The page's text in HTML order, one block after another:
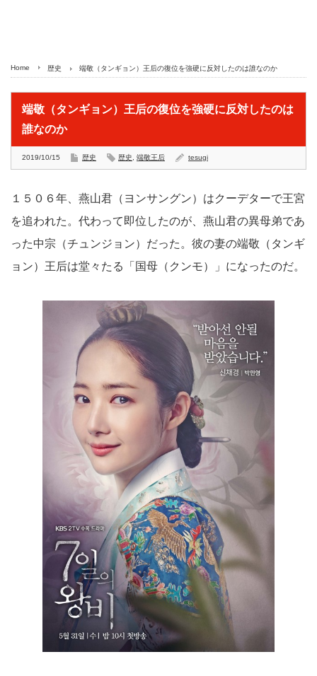
Home 歴史 端敬（タンギョン）王后の復位を強硬に反対したのは誰なのか
端敬（タンギョン）王后の復位を強硬に反対したのは
誰なのか
2019/10/15 歴史 歴史 端敬王后 tesugi
１５０６年、燕山君（ヨンサングン）はクーデターで王宮
を追われた。代わって即位したのが、燕山君の異母弟であ
った中宗（チュンジョン）だった。彼の妻の端敬（タンギ
ョン）王后は堂々たる「国母（クンモ）」になったのだ。